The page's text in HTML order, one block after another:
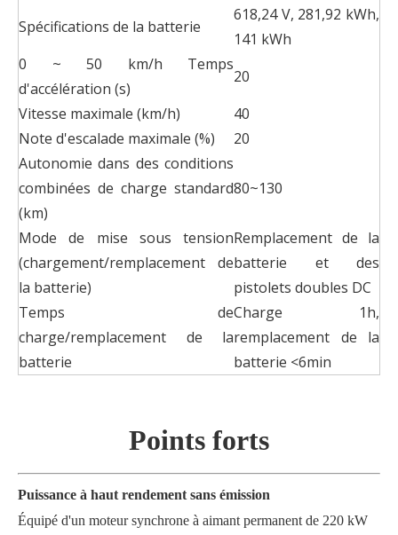
Spécifications de la batterie
618,24 V, 281,92 kWh,
141 kWh
0 ~ 50 km/h Temps
d'accélération (s)
20
Vitesse maximale (km/h)
40
Note d'escalade maximale (%)
20
Autonomie dans des conditions
combinées de charge standard
(km)
80~130
Mode de mise sous tension
(chargement/remplacement de
la batterie)
Remplacement de la
batterie et des
pistolets doubles DC
Temps de
charge/remplacement de la
batterie
Charge 1h,
remplacement de la
batterie <6min
Points forts
Puissance à haut rendement sans émission
Équipé d'un moteur synchrone à aimant permanent de 220 kW